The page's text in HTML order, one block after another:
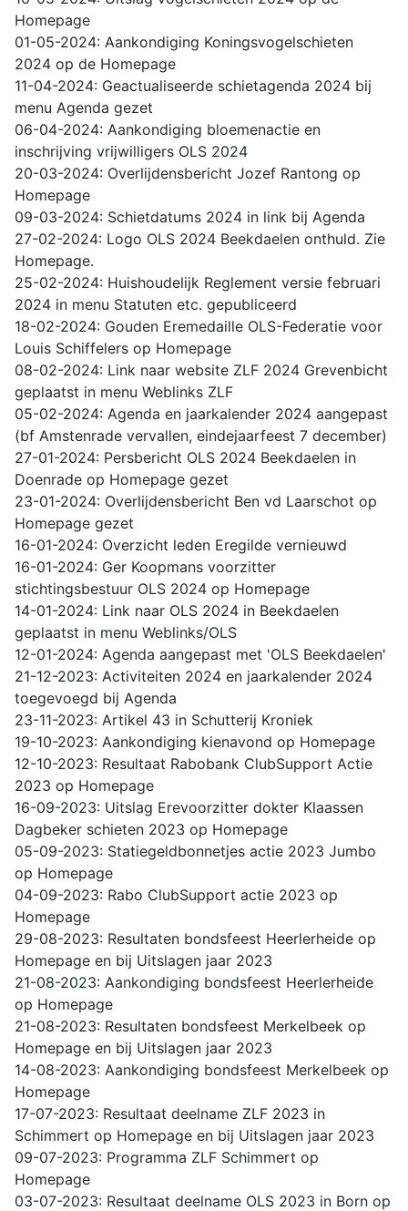
Homepage
01-05-2024: Aankondiging Koningsvogelschieten
2024 op de Homepage
11-04-2024: Geactualiseerde schietagenda 2024 bij
menu Agenda gezet
06-04-2024: Aankondiging bloemenactie en
inschrijving vrijwilligers OLS 2024
20-03-2024: Overlijdensbericht Jozef Rantong op
Homepage
09-03-2024: Schietdatums 2024 in link bij Agenda
27-02-2024: Logo OLS 2024 Beekdaelen onthuld. Zie
Homepage.
25-02-2024: Huishoudelijk Reglement versie februari
2024 in menu Statuten etc. gepubliceerd
18-02-2024: Gouden Eremedaille OLS-Federatie voor
Louis Schiffelers op Homepage
08-02-2024: Link naar website ZLF 2024 Grevenbicht
geplaatst in menu Weblinks ZLF
05-02-2024: Agenda en jaarkalender 2024 aangepast
(bf Amstenrade vervallen, eindejaarfeest 7 december)
27-01-2024: Persbericht OLS 2024 Beekdaelen in
Doenrade op Homepage gezet
23-01-2024: Overlijdensbericht Ben vd Laarschot op
Homepage gezet
16-01-2024: Overzicht leden Eregilde vernieuwd
16-01-2024: Ger Koopmans voorzitter
stichtingsbestuur OLS 2024 op Homepage
14-01-2024: Link naar OLS 2024 in Beekdaelen
geplaatst in menu Weblinks/OLS
12-01-2024: Agenda aangepast met 'OLS Beekdaelen'
21-12-2023: Activiteiten 2024 en jaarkalender 2024
toegevoegd bij Agenda
23-11-2023: Artikel 43 in Schutterij Kroniek
19-10-2023: Aankondiging kienavond op Homepage
12-10-2023: Resultaat Rabobank ClubSupport Actie
2023 op Homepage
16-09-2023: Uitslag Erevoorzitter dokter Klaassen
Dagbeker schieten 2023 op Homepage
05-09-2023: Statiegeldbonnetjes actie 2023 Jumbo
op Homepage
04-09-2023: Rabo ClubSupport actie 2023 op
Homepage
29-08-2023: Resultaten bondsfeest Heerlerheide op
Homepage en bij Uitslagen jaar 2023
21-08-2023: Aankondiging bondsfeest Heerlerheide
op Homepage
21-08-2023: Resultaten bondsfeest Merkelbeek op
Homepage en bij Uitslagen jaar 2023
14-08-2023: Aankondiging bondsfeest Merkelbeek op
Homepage
17-07-2023: Resultaat deelname ZLF 2023 in
Schimmert op Homepage en bij Uitslagen jaar 2023
09-07-2023: Programma ZLF Schimmert op
Homepage
03-07-2023: Resultaat deelname OLS 2023 in Born op